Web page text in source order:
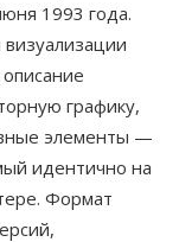
1993 года.
графику,
элементы —
идентично на
Формат